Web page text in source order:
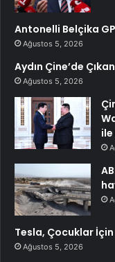
Antonelli Belçika
Ağustos 5, 2026
Aydın Çine’de
Ağustos 5, 2026
Tesla, Çocuklar
Ağustos 5, 2026